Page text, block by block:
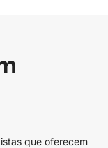
que oferecem